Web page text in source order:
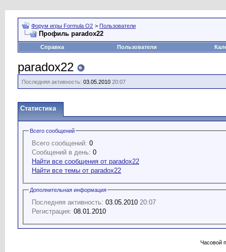
Форум игры Formula O2 > Пользователи
Профиль paradox22
Справка Пользователи
paradox22
Последняя активность: 03.05.2010 20:07
Статистика
Всего сообщений
Всего сообщений: 0
Сообщений в день: 0
Найти все сообщения от paradox22
Найти все темы от paradox22
Дополнительная информация
Последняя активность: 03.05.2010 20:07
Регистрация: 08.01.2010
Часовой